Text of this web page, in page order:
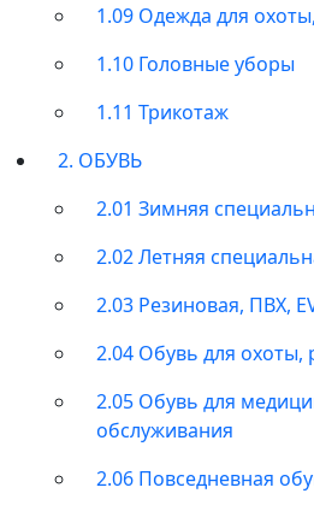
1.09 Одежда для
1.10 Головные уборы
1.11 Трикотаж
2. ОБУВЬ
2.01 Зимняя
2.02 Летняя
2.03 Резиновая, ПВХ,
2.04 Обувь для охоты,
2.05 Обувь для
обслуживания
2.06 Повседневная